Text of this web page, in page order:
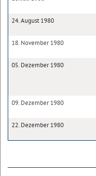
24. August 1980
18. November 1980
05. Dezember 1980
09. Dezember 1980
22. Dezember 1980